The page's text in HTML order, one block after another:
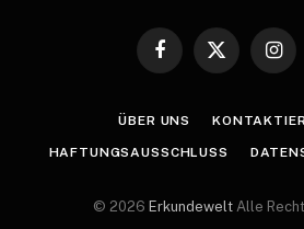
Facebook
X
ÜBER UNS
HAFTUNGSAUSSCHLUSS
© 2026 Erkundewelt Alle